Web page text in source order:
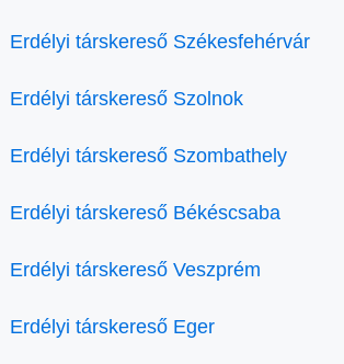
Erdélyi társkereső Székesfehérvár
Erdélyi társkereső Szolnok
Erdélyi társkereső Szombathely
Erdélyi társkereső Békéscsaba
Erdélyi társkereső Veszprém
Erdélyi társkereső Eger